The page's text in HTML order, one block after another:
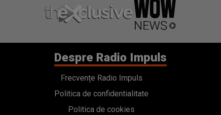
Despre Radio Impuls
Frecvențe Radio Impuls
Politica de confidentialitate
Politica de cookies